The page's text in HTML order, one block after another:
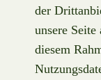
der
unsere
diesem